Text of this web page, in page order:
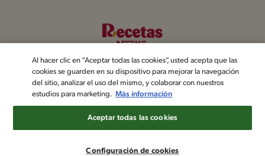
©2022, Nestlé. Marcas registradas por Société dels Produits Nestlé,
Al hacer clic en “Aceptar todas las cookies”, usted acepta que las
cookies se guarden en su dispositivo para mejorar la navegación
del sitio, analizar el uso del mismo, y colaborar con nuestros
estudios para marketing. Más información
Configuración de cookies
Aceptar todas las cookies